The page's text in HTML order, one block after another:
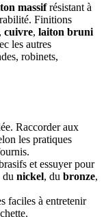
massifrésistant à
Finitions
, cuivre, laiton bruni
les autres
robinets,
Raccorder aux
les pratiques
et essuyer pour
du nickel, du bronze,
faciles à entretenir